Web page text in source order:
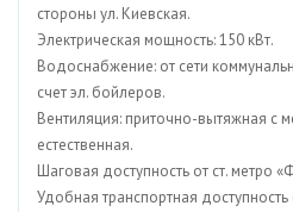
стороны ул. Киевская.
Электрическая мощность: 150 кВт.
Водоснабжение: от сети
счет эл. бойлеров.
Вентиляция: приточно-вытяжная с
естественная.
Шаговая доступность от ст. метро
Удобная транспортная